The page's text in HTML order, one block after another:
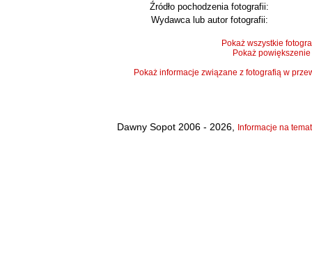
Źródło pochodzenia fotografii:
Wydawca lub autor fotografii:
Pokaż wszystkie
Pokaż powiększenie
Pokaż informacje związane z fotografią w
Dawny Sopot 2006 - 2026, Informacje na